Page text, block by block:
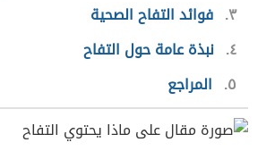
٣ فوائد التفاح الصحية
٤ نبذة عامة حول التفاح
٥
المراجع